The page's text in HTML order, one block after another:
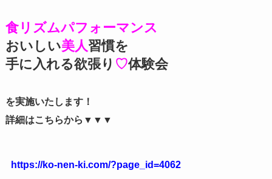
食リズムパフォーマンス
おいしい美人習慣を
手に入れる欲張り ♡体験会
を実施いたします！
詳細はこちらから▼▼▼
https://ko-nen-ki.com/?page_id=4062